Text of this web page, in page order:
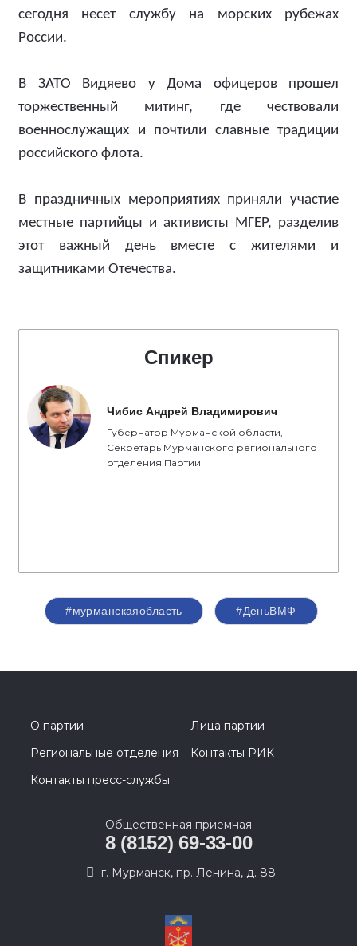
сегодня несет службу на морских рубежах
России.
В ЗАТО Видяево у Дома офицеров прошел
торжественный митинг, где чествовали
военнослужащих и почтили славные традиции
российского флота.
В праздничных мероприятиях приняли участие
местные партийцы и активисты МГЕР, разделив
этот важный день вместе с жителями и
защитниками Отечества.
Спикер
Чибис Андрей Владимирович
Губернатор Мурманской области,
Секретарь Мурманского регионального
отделения Партии
#мурманскаяобласть #ДеньВМФ
О партии
Лица партии
Региональные отделения
Контакты РИК
Контакты пресс-службы
Общественная приемная
8 (8152) 69-33-00
г. Мурманск, пр. Ленина, д. 88